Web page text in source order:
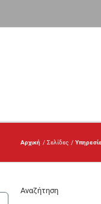
Αρχική Σελίδες
Αναζήτηση